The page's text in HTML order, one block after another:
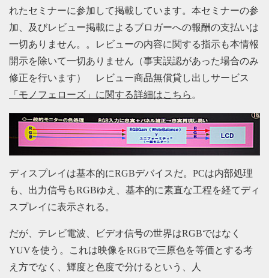
れたセミナーに参加して掲載しています。本セミナーの参
加、及びレビュー掲載によるブロガーへの報酬の支払いは
一切ありません。。レビューの内容に関する指示も本情報
開示を除いて一切ありません（事実誤認があった場合のみ
修正を行います） レビュー商品無償貸し出しサービス
「モノフェローズ」に関する詳細はこちら 。
ディスプレイは基本的にRGBデバイスだ。PCは内部処理
も、出力信号もRGBゆえ、基本的に素直な工程を経てディ
スプレイに表示される。
だが、テレビ電波、ビデオ信号の世界はRGBではなく
YUVを使う。これは映像をRGBで三原色を等価とする考
え方でなく、輝度と色度で分けるという、人